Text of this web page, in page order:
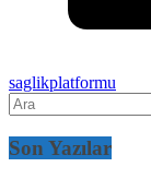
saglikplatformu
Son Yazılar